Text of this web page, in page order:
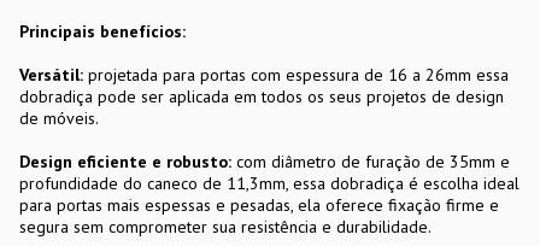
Principais benefícios:
Versátil: projetada para portas com espessura de 16 a 26mm essa
dobradiça pode ser aplicada em todos os seus projetos de design
de móveis.
Design eficiente e robusto: com diâmetro de furação de 35mm e
profundidade do caneco de 11,3mm, essa dobradiça é escolha ideal
para portas mais espessas e pesadas, ela oferece fixação firme e
segura sem comprometer sua resistência e durabilidade.